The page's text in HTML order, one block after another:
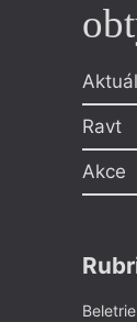
Ravt
Akce
Beletrie